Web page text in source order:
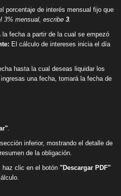
porcentaje de interés mensual fijo que
3% mensual, escribe 3
la fecha a partir de la cual se empezó
El cálculo de intereses inicia el día
hasta la cual deseas liquidar los
una fecha, tomará la fecha de
inferior, mostrando el detalle de
de la obligación.
haz clic en el botón "Descargar PDF"